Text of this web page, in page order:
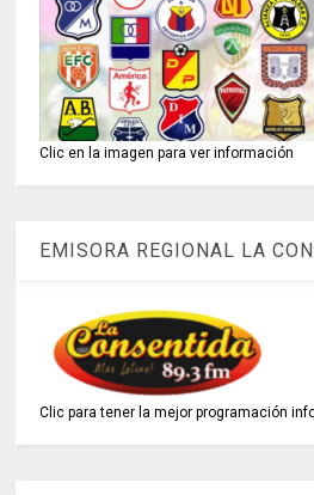
Clic en la imagen para ver información
EMISORA REGIONAL LA
Clic para tener la mejor programación